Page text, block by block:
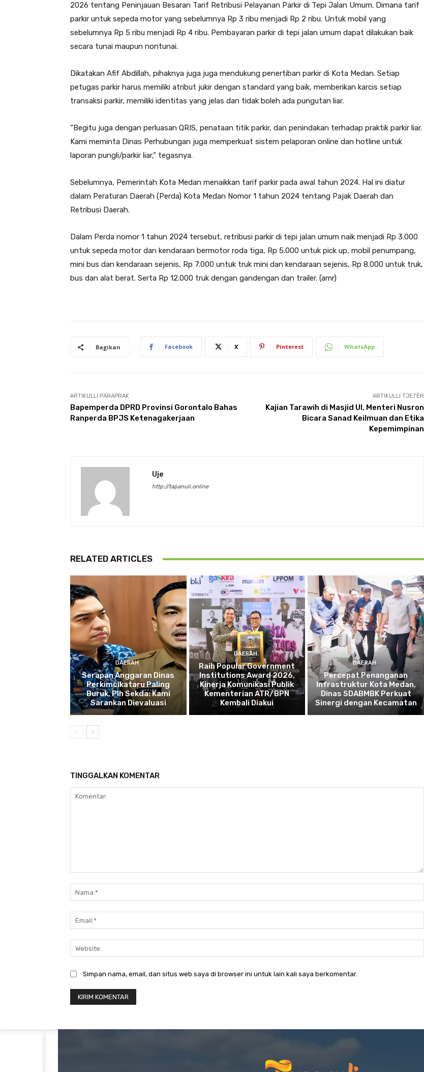
2026 tentang Peninjauan Besaran Tarif Retribusi Pelayanan Parkir di Tepi Jalan Umum. Dimana tarif
parkir untuk sepeda motor yang sebelumnya Rp 3 ribu menjadi Rp 2 ribu. Untuk mobil yang
sebelumnya Rp 5 ribu menjadi Rp 4 ribu. Pembayaran parkir di tepi jalan umum dapat dilakukan baik
secara tunai maupun nontunai.
Dikatakan Afif Abdillah, pihaknya juga juga mendukung penertiban parkir di Kota Medan. Setiap
petugas parkir harus memiliki atribut jukir dengan standard yang baik, memberikan karcis setiap
transaksi parkir, memiliki identitas yang jelas dan tidak boleh ada pungutan liar.
“Begitu juga dengan perluasan QRIS, penataan titik parkir, dan penindakan terhadap praktik parkir liar.
Kami meminta Dinas Perhubungan juga memperkuat sistem pelaporan online dan hotline untuk
laporan pungli/parkir liar,” tegasnya.
Sebelumnya, Pemerintah Kota Medan menaikkan tarif parkir pada awal tahun 2024. Hal ini diatur
dalam Peraturan Daerah (Perda) Kota Medan Nomor 1 tahun 2024 tentang Pajak Daerah dan
Retribusi Daerah.
Dalam Perda nomor 1 tahun 2024 tersebut, retribusi parkir di tepi jalan umum naik menjadi Rp 3.000
untuk sepeda motor dan kendaraan bermotor roda tiga, Rp 5.000 untuk pick up, mobil penumpang,
mini bus dan kendaraan sejenis, Rp 7.000 untuk truk mini dan kendaraan sejenis, Rp 8.000 untuk truk,
bus dan alat berat. Serta Rp 12.000 truk dengan gandengan dan trailer. (amr)
Bagikan Facebook X Pinterest WhatsApp
ARTIKULLI PARAPRAK
Bapemperda DPRD Provinsi Gorontalo Bahas
Ranperda BPJS Ketenagakerjaan
ARTIKULLI TJETËR
Kajian Tarawih di Masjid UI, Menteri Nusron
Bicara Sanad Keilmuan dan Etika
Kepemimpinan
Uje
http://tapanuli.online
RELATED ARTICLES
DAERAH
Serapan Anggaran Dinas
Perkimcikataru Paling
Buruk, Plh Sekda: Kami
Sarankan Dievaluasi
DAERAH
Raih Popular Government
Institutions Award 2026,
Kinerja Komunikasi Publik
Kementerian ATR/BPN
Kembali Diakui
DAERAH
Percepat Penanganan
Infrastruktur Kota Medan,
Dinas SDABMBK Perkuat
Sinergi dengan Kecamatan
TINGGALKAN KOMENTAR
Simpan nama, email, dan situs web saya di browser ini untuk lain kali saya berkomentar.